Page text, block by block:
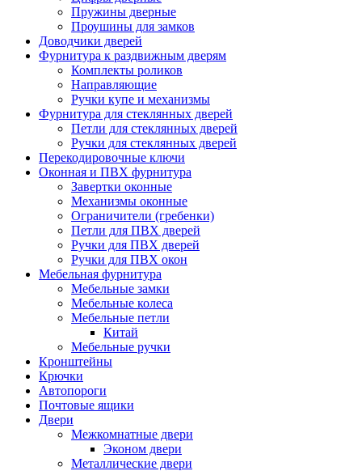
Пружины дверные
Проушины для замков
Доводчики дверей
Фурнитура к раздвижным дверям
Комплекты роликов
Направляющие
Ручки купе и механизмы
Фурнитура для стеклянных дверей
Петли для стеклянных дверей
Ручки для стеклянных дверей
Перекодировочные ключи
Оконная и ПВХ фурнитура
Завертки оконные
Механизмы оконные
Ограничители (гребенки)
Петли для ПВХ дверей
Ручки для ПВХ дверей
Ручки для ПВХ окон
Мебельная фурнитура
Мебельные замки
Мебельные колеса
Мебельные петли
Китай
Мебельные ручки
Кронштейны
Крючки
Автопороги
Почтовые ящики
Двери
Межкомнатные двери
Эконом двери
Металлические двери